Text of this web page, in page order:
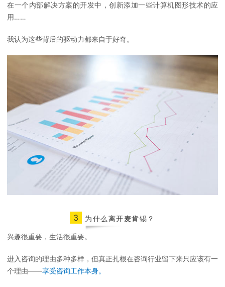
在一个内部解决方案的开发中，创新添加一些计算机图形技术的应
用……
我认为这些背后的驱动力都来自于好奇。
3 为什么离开麦肯锡？
兴趣很重要，生活很重要。
进入咨询的理由多种多样，但真正扎根在咨询行业留下来只应该有一
个理由——享受咨询工作本身。